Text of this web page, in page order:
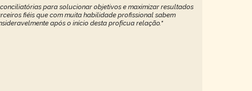
para solucionar objetivos e maximizar resultados
fiéis que com muita habilidade profissional sabem
após o início desta profícua relação."